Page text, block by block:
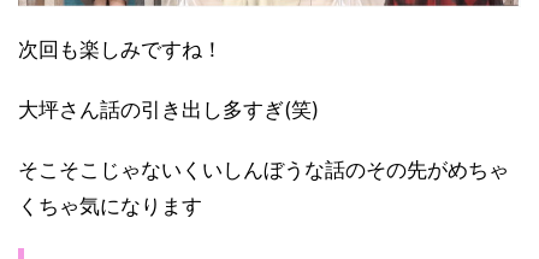
次回も楽しみですね！
大坪さん話の引き出し多すぎ(笑)
そこそこじゃないくいしんぼうな話のその先がめちゃ
くちゃ気になります